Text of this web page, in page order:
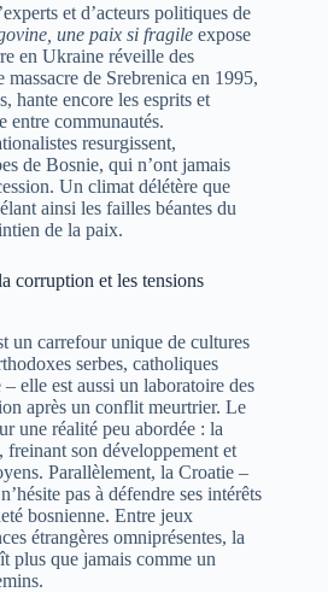
et d’acteurs politiques de
une paix si fragile expose
en Ukraine réveille des
de Srebrenica en 1995,
hante encore les esprits et
entre communautés.
resurgissent,
de Bosnie, qui n’ont jamais
Un climat délétère que
ainsi les failles béantes du
de la paix.
corruption et les tensions
un carrefour unique de cultures
serbes, catholiques
elle est aussi un laboratoire des
après un conflit meurtrier. Le
une réalité peu abordée : la
son développement et
Parallèlement, la Croatie –
pas à défendre ses intérêts
bosnienne. Entre jeux
étrangères omniprésentes, la
plus que jamais comme un